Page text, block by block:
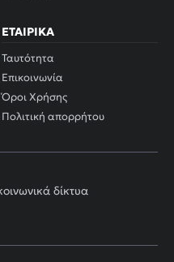
ΕΤΑΙΡΙΚΆ
Ταυτότητα
Επικοινωνία
Όροι Χρήσης
Πολιτική απορρήτου
δίκτυα